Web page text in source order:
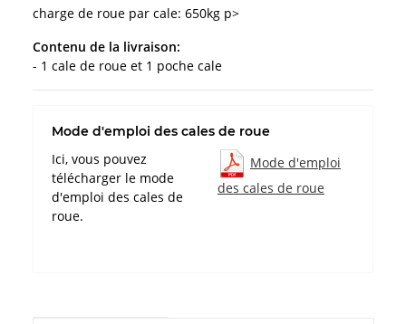
charge de roue par cale: 650kg p>
Contenu de la livraison:
- 1 cale de roue et 1 poche cale
Mode d'emploi des cales de roue
Ici, vous pouvez
télécharger le mode
d'emploi des cales de
roue.
Mode d'emploi
des cales de roue